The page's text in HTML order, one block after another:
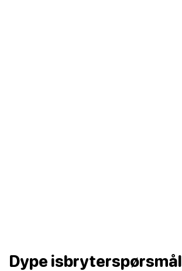
Dype isbryterspørsmål